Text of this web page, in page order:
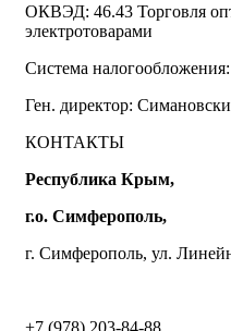
ОКВЭД: 46.43 Торговля
электротоварами
Система
Ген. директор:
КОНТАКТЫ
Республика Крым,
г.о. Симферополь,
г. Симферополь, ул.
+7 (978) 203-84-88